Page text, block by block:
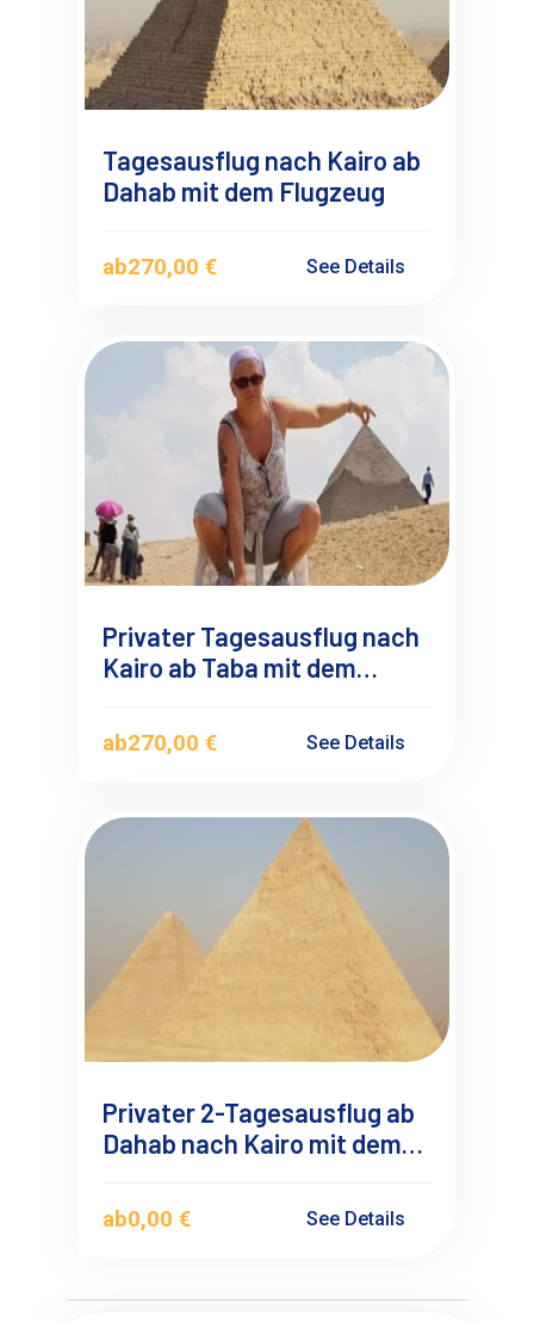
Tagesausflug nach Kairo ab
Dahab mit dem Flugzeug
ab270,00 € See Details
Privater Tagesausflug nach
Kairo ab Taba mit dem
ab270,00 € See Details
Privater 2-Tagesausflug ab
Dahab nach Kairo mit dem
ab0,00 € See Details